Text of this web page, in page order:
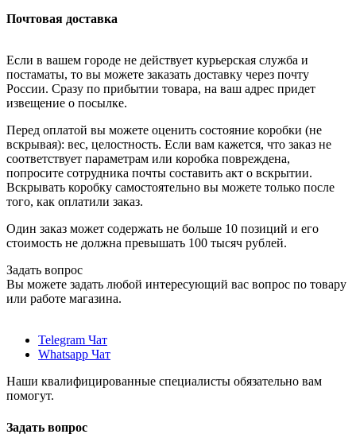
Почтовая доставка
Если в вашем городе не действует курьерская служба и
постаматы, то вы можете заказать доставку через почту
России. Сразу по прибытии товара, на ваш адрес придет
извещение о посылке.
Перед оплатой вы можете оценить состояние коробки (не
вскрывая): вес, целостность. Если вам кажется, что заказ не
соответствует параметрам или коробка повреждена,
попросите сотрудника почты составить акт о вскрытии.
Вскрывать коробку самостоятельно вы можете только после
того, как оплатили заказ.
Один заказ может содержать не больше 10 позиций и его
стоимость не должна превышать 100 тысяч рублей.
Задать вопрос
Вы можете задать любой интересующий вас вопрос по товару
или работе магазина.
Telegram Чат
Whatsapp Чат
Наши квалифицированные специалисты обязательно вам
помогут.
Задать вопрос